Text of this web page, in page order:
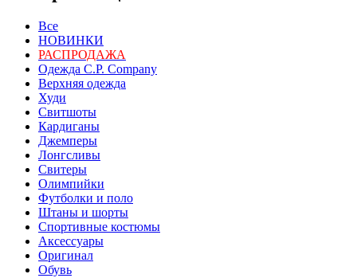
Все
НОВИНКИ
РАСПРОДАЖА
Одежда C.P. Сompany
Верхняя одежда
Худи
Свитшоты
Кардиганы
Джемперы
Лонгсливы
Свитеры
Олимпийки
Футболки и поло
Штаны и шорты
Спортивные костюмы
Аксессуары
Оригинал
Обувь